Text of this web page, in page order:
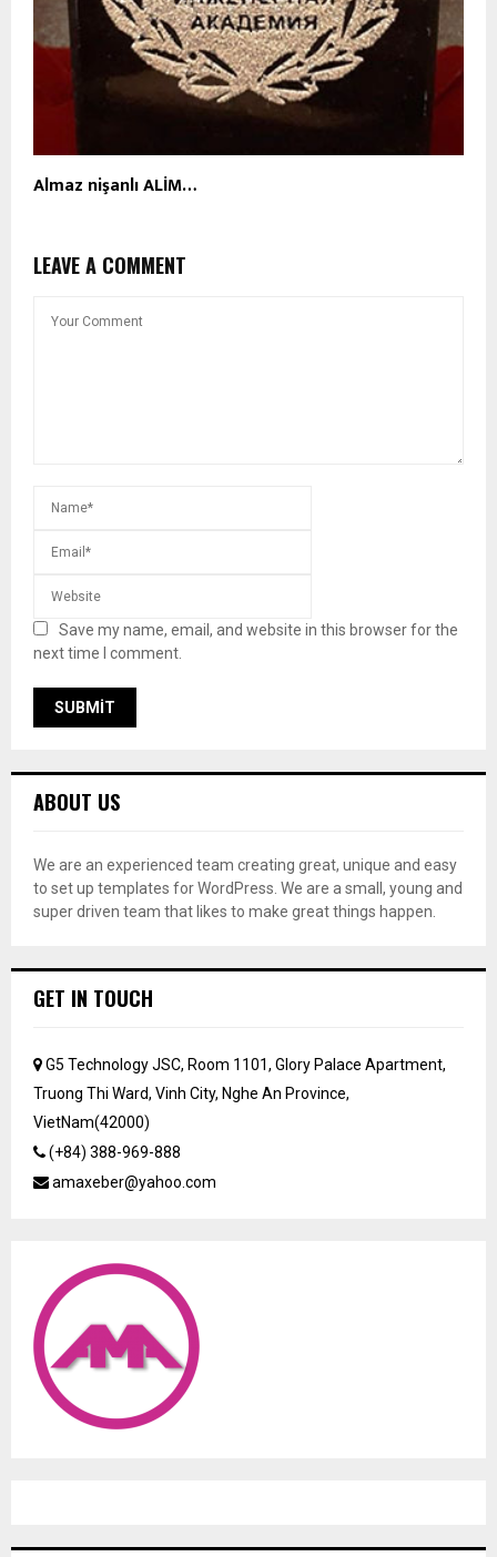
Almaz nişanlı ALİM…
LEAVE A COMMENT
Save my name, email, and website in this browser for the
next time I comment.
ABOUT US
We are an experienced team creating great, unique and easy
to set up templates for WordPress. We are a small, young and
super driven team that likes to make great things happen.
GET IN TOUCH
G5 Technology JSC, Room 1101, Glory Palace Apartment,
Truong Thi Ward, Vinh City, Nghe An Province,
VietNam(42000)
(+84) 388-969-888
amaxeber@yahoo.com